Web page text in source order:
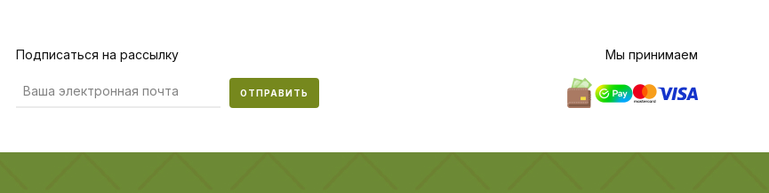
Подписаться на рассылку
ОТПРАВИТЬ
Мы принимаем